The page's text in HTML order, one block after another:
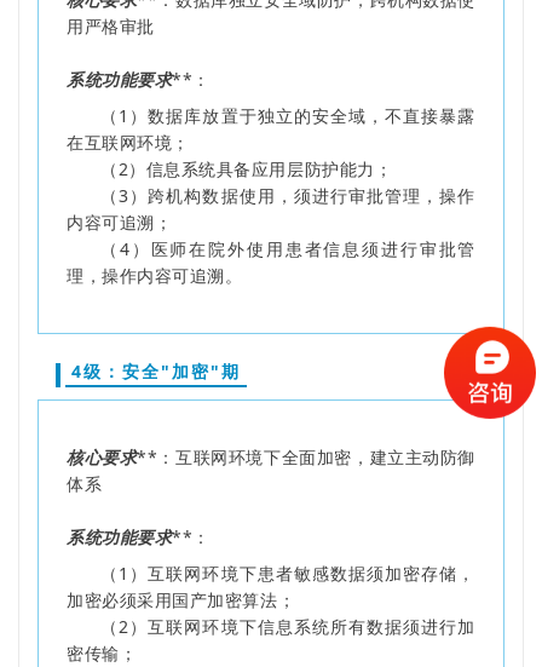
用严格审批
系统功能要求**：
（1）数据库放置于独立的安全域，不直接暴露
在互联网环境；
（2）信息系统具备应用层防护能力；
（3）跨机构数据使用，须进行审批管理，操作
内容可追溯；
（4）医师在院外使用患者信息须进行审批管
理，操作内容可追溯。
4级：安全"加密"期
核心要求**：互联网环境下全面加密，建立主动防御
体系
系统功能要求**：
（1）互联网环境下患者敏感数据须加密存储，
加密必须采用国产加密算法；
（2）互联网环境下信息系统所有数据须进行加
密传输；